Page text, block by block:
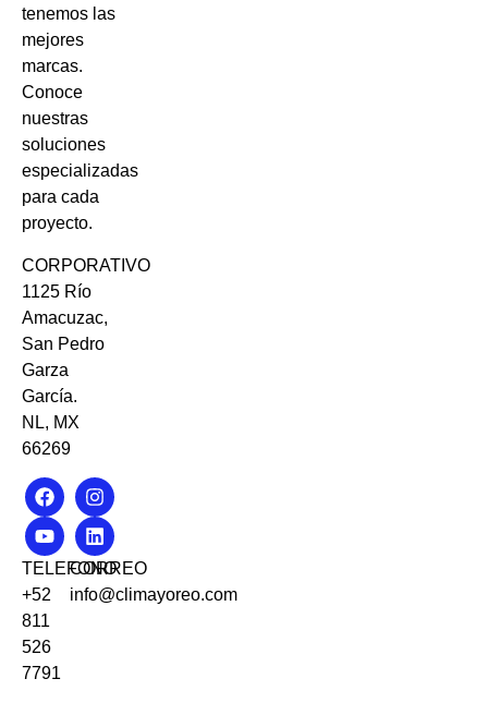
tenemos las
mejores
marcas.
Conoce
nuestras
soluciones
especializadas
para cada
proyecto.
CORPORATIVO
1125 Río
Amacuzac,
San Pedro
Garza
García.
NL, MX
66269
TELEFONO
+52
811
526
7791
CORREO
info@climayoreo.com